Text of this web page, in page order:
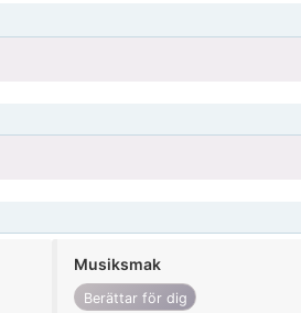
Musiksmak
Berättar för dig